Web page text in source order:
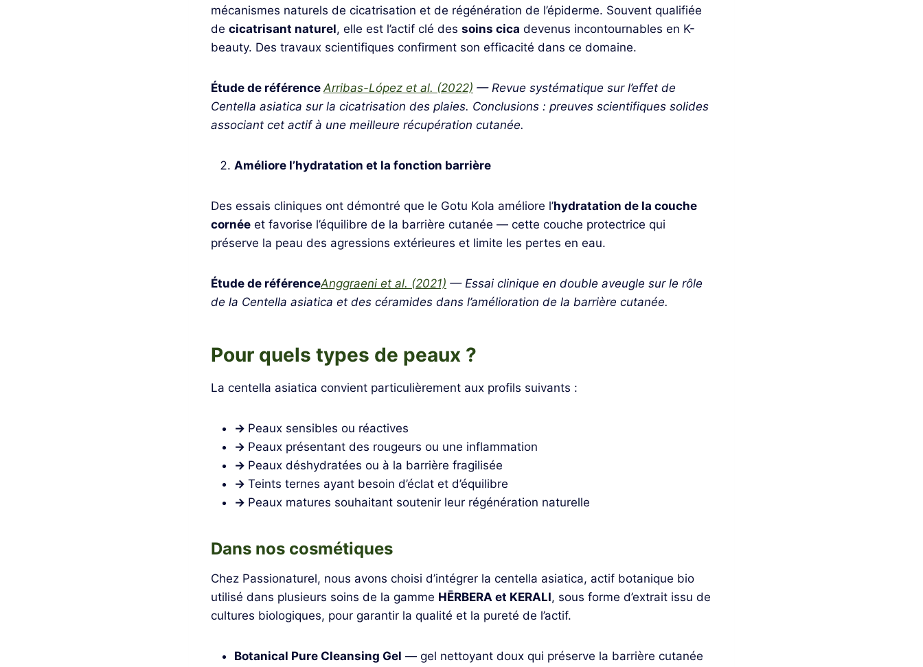
mécanismes naturels de cicatrisation et de régénération de l’épiderme. Souvent qualifiée
de cicatrisant naturel, elle est l’actif clé des soins cica devenus incontournables en K-
beauty. Des travaux scientifiques confirment son efficacité dans ce domaine.
Étude de référenceArribas-López et al. (2022) — Revue systématique sur l’effet de
Centella asiatica sur la cicatrisation des plaies. Conclusions : preuves scientifiques solides
associant cet actif à une meilleure récupération cutanée.
Améliore l’hydratation et la fonction barrière
Des essais cliniques ont démontré que le Gotu Kola améliore l’hydratation de la couche
cornée et favorise l’équilibre de la barrière cutanée — cette couche protectrice qui
préserve la peau des agressions extérieures et limite les pertes en eau.
Étude de référenceAnggraeni et al. (2021) — Essai clinique en double aveugle sur le rôle
de la Centella asiatica et des céramides dans l’amélioration de la barrière cutanée.
Pour quels types de peaux ?
La centella asiatica convient particulièrement aux profils suivants :
→ Peaux sensibles ou réactives
→ Peaux présentant des rougeurs ou une inflammation
→ Peaux déshydratées ou à la barrière fragilisée
→ Teints ternes ayant besoin d’éclat et d’équilibre
→ Peaux matures souhaitant soutenir leur régénération naturelle
Dans nos cosmétiques
Chez Passionaturel, nous avons choisi d’intégrer la centella asiatica, actif botanique bio
utilisé dans plusieurs soins de la gamme HĒRBERA et KERALI, sous forme d’extrait issu de
cultures biologiques, pour garantir la qualité et la pureté de l’actif.
Botanical Pure Cleansing Gel — gel nettoyant doux qui préserve la barrière cutanée